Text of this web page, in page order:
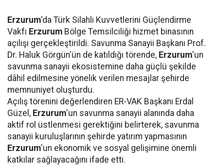
Erzurum'da Türk Silahlı Kuvvetlerini Güçlendirme
Vakfı Erzurum Bölge Temsilciliği hizmet binasının
açılışı gerçekleştirildi. Savunma Sanayii Başkanı Prof.
Dr. Haluk Görgün'ün de katıldığı törende, Erzurum'un
savunma sanayii ekosistemine daha güçlü şekilde
dâhil edilmesine yönelik verilen mesajlar şehirde
memnuniyet oluşturdu.
Açılış törenini değerlendiren ER-VAK Başkanı Erdal
Güzel, Erzurum'un savunma sanayii alanında daha
aktif rol üstlenmesi gerektiğini belirterek, savunma
sanayii kuruluşlarının şehirde yatırım yapmasının
Erzurum'un ekonomik ve sosyal gelişimine önemli
katkılar sağlayacağını ifade etti.